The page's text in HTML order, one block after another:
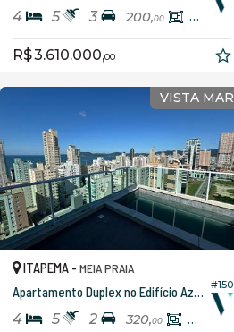
4 5 3 200,00 179,
R$ 3.610.000,00
VISTA MAR
#150
ITAPEMA - MEIA PRAIA
4 5 2 320,00 296,